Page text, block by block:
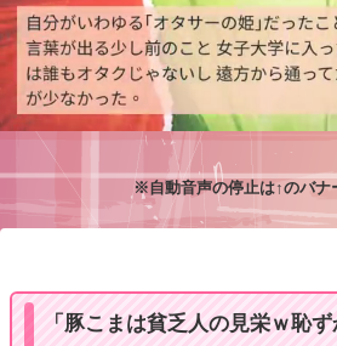
※自動音声の停止は↑のバナ
「豚こまは貧乏人の見栄ｗ恥